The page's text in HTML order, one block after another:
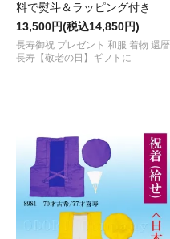
料で熨斗＆ラッピング付き
13,500円(税込14,850円)
長寿御祝 プレゼント 和服 着物 還暦
長寿【敬老の日】ギフトに